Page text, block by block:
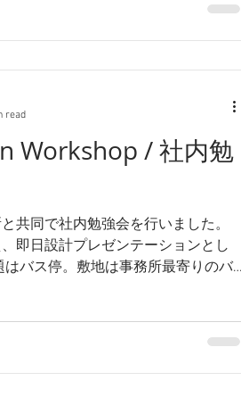
Workshop / 社内勉
共同で社内勉強会を行いました。
即日設計プレゼンテーションとし
はバス停。敷地は事務所最寄りのバ
read